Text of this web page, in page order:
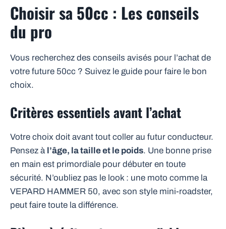
Choisir sa 50cc : Les conseils
du pro
Vous recherchez des conseils avisés pour l’achat de
votre future 50cc ? Suivez le guide pour faire le bon
choix.
Critères essentiels avant l’achat
Votre choix doit avant tout coller au futur conducteur.
Pensez à l’âge, la taille et le poids. Une bonne prise
en main est primordiale pour débuter en toute
sécurité. N’oubliez pas le look : une moto comme la
VEPARD HAMMER 50, avec son style mini-roadster,
peut faire toute la différence.